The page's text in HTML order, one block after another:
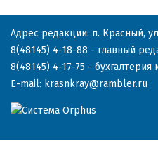
Адрес редакции: п. Красный,
8(48145) 4-18-88 - главный
8(48145) 4-17-75 - бухгалтерия
E-mail: krasnkray@rambler.ru